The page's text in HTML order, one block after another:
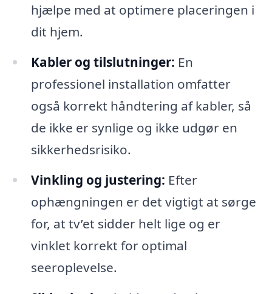
hjælpe med at optimere placeringen i
dit hjem.
Kabler og tilslutninger: En
professionel installation omfatter
også korrekt håndtering af kabler, så
de ikke er synlige og ikke udgør en
sikkerhedsrisiko.
Vinkling og justering: Efter
ophængningen er det vigtigt at sørge
for, at tv’et sidder helt lige og er
vinklet korrekt for optimal
seeroplevelse.